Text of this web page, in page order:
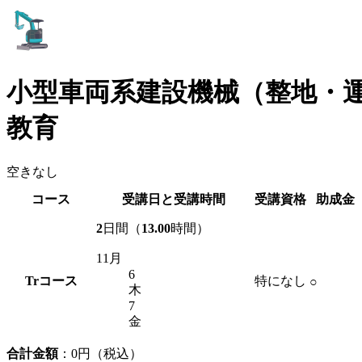
小型車両系建設機械（整地・
教育
空きなし
コース
受講日と受講時間 受講資格 助成金
Trコース
2日間（13.00時間）
11月
6
木
7
金
特になし ○
合計金額： 0円（税込）